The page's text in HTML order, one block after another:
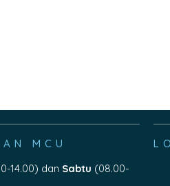
MCU
14.00) dan Sabtu (08.00-